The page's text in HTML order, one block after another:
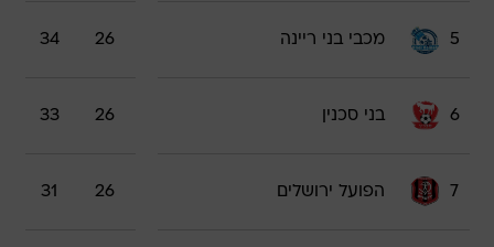
5 מכבי בני ריינה 26
34
6 בני סכנין 26
33
7 הפועל ירושלים 26
31